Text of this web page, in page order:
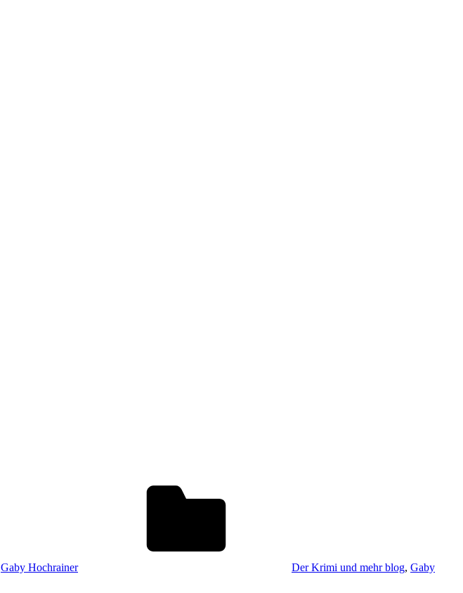
Gaby Hochrainer Der Krimi und mehr blog, Gaby